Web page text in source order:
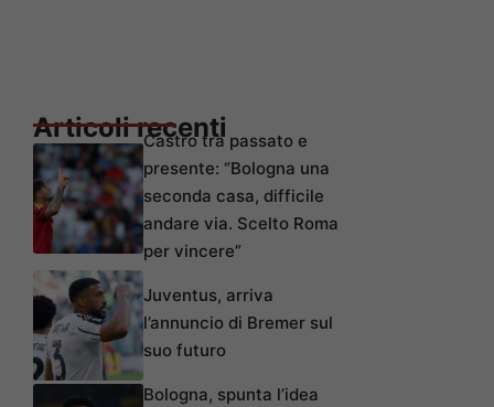
Articoli recentiCastro tra passato e
presente: “Bologna una
seconda casa, difficile
andare via. Scelto Roma
per vincere”
Juventus, arriva
l’annuncio di Bremer sul
suo futuro
Bologna, spunta l’idea